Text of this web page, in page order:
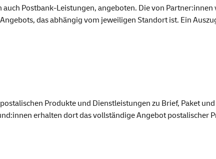
Postbank-Leistungen, angeboten. Die von
das abhängig vom jeweiligen Standort ist. Ein
Produkte und Dienstleistungen zu Brief, Paket
erhalten dort das vollständige Angebot postalischer